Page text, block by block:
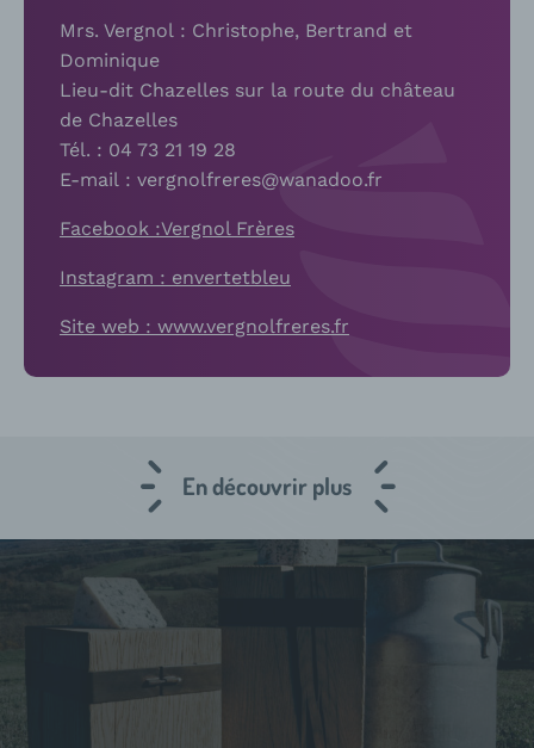
Mrs. Vergnol : Christophe, Bertrand et
Dominique
Lieu-dit Chazelles sur la route du château
de Chazelles
Tél. : 04 73 21 19 28
E-mail : vergnolfreres@wanadoo.fr
Facebook :Vergnol Frères
Instagram : envertetbleu
Site web : www.vergnolfreres.fr
En découvrir plus